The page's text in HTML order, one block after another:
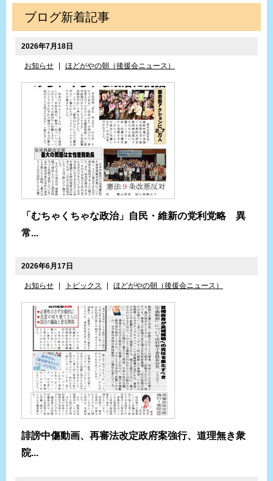
ブログ新着記事
2026年7月18日
お知らせ ほどがやの朝（後援会ニュース）
「むちゃくちゃな政治」自民・維新の党利党略 異
常...
2026年6月17日
お知らせ トピックス ほどがやの朝（後援会ニュース）
誹謗中傷動画、再審法改定政府案強行、道理無き衆
院...